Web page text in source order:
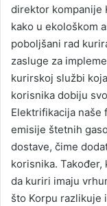
direktor kompanije
kako u ekološkom
poboljšani rad
zasluge za
kurirskoj službi
korisnika dobiju
Elektrifikacija naše
emisije štetnih
dostave, čime
korisnika. Također,
da kuriri imaju
što Korpu razlikuje